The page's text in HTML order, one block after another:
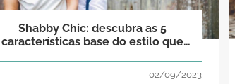
Shabby Chic: descubra as 5
características base do estilo que
02/09/2023